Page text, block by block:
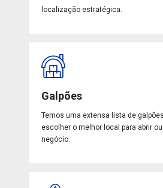
localização estratégica.
Galpões
Temos uma extensa lista de
escolher o melhor local para abrir
negócio.